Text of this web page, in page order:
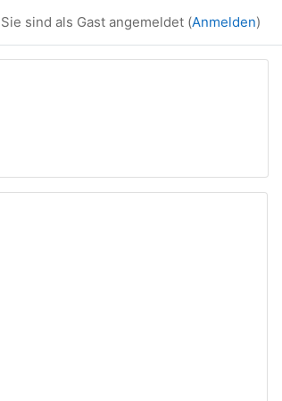
Sie sind als Gast angemeldet (Anmelden)